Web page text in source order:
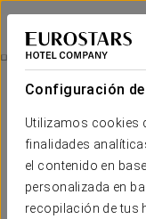
Configuración
Utilizamos cookies
finalidades
el contenido en
personalizada en
recopilación de tus
Eurostars Palace
CÓRDOBA
Wellness